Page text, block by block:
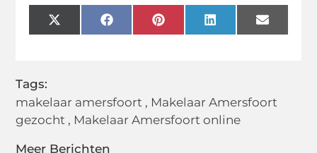
Meer Berichten
X
(Twitter)
FacebookPinterestLinkedInEmail
Tags:
makelaar amersfoort , Makelaar Amersfoort
gezocht , Makelaar Amersfoort online